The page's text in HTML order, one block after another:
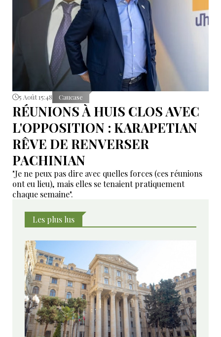
5 Août 15:48 Caucase
RÉUNIONS À HUIS CLOS AVEC
L'OPPOSITION : KARAPETIAN
RÊVE DE RENVERSER
PACHINIAN
"Je ne peux pas dire avec quelles forces (ces réunions
ont eu lieu), mais elles se tenaient pratiquement
chaque semaine".
Les plus lus